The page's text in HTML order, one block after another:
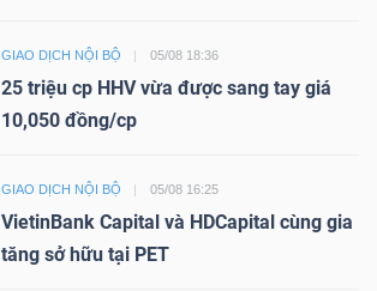
GIAO DỊCH NỘI BỘ 05/08 18:36
25 triệu cp HHV vừa được sang tay giá
10,050 đồng/cp
GIAO DỊCH NỘI BỘ 05/08 16:25
VietinBank Capital và HDCapital cùng gia
tăng sở hữu tại PET